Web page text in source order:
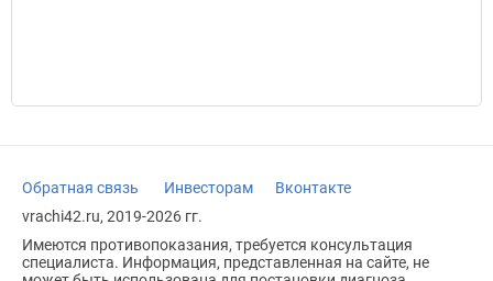
Обратная связь Инвесторам
Вконтакте
vrachi42.ru, 2019-2026 гг.
Имеются противопоказания, требуется консультация
специалиста. Информация, представленная на сайте, не